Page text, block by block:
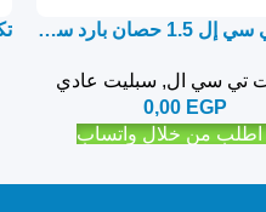
تكييف تي سي إل 1.5 حصان بارد ساخن نيو إيليت – سبليت
تي سي ال, سبليت عادي
0,00 EGP
اطلب من خلال واتساب